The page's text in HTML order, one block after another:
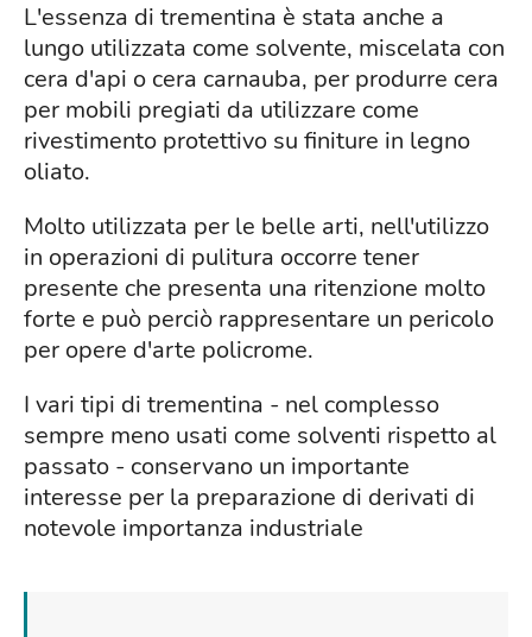
L'essenza di trementina è stata anche a
lungo utilizzata come solvente, miscelata con
cera d'api o cera carnauba, per produrre cera
per mobili pregiati da utilizzare come
rivestimento protettivo su finiture in legno
oliato.
Molto utilizzata per le belle arti, nell'utilizzo
in operazioni di pulitura occorre tener
presente che presenta una ritenzione molto
forte e può perciò rappresentare un pericolo
per opere d'arte policrome.
I vari tipi di trementina - nel complesso
sempre meno usati come solventi rispetto al
passato - conservano un importante
interesse per la preparazione di derivati di
notevole importanza industriale